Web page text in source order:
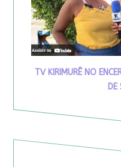
TV KIRIMURÊ NO
DE